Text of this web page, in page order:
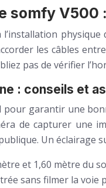
somfy V500
les câbles
pas de vérifier
: conseils et
pour garantir une
de capturer une
Un
et 1,60 mètre du
sans filmer la voie